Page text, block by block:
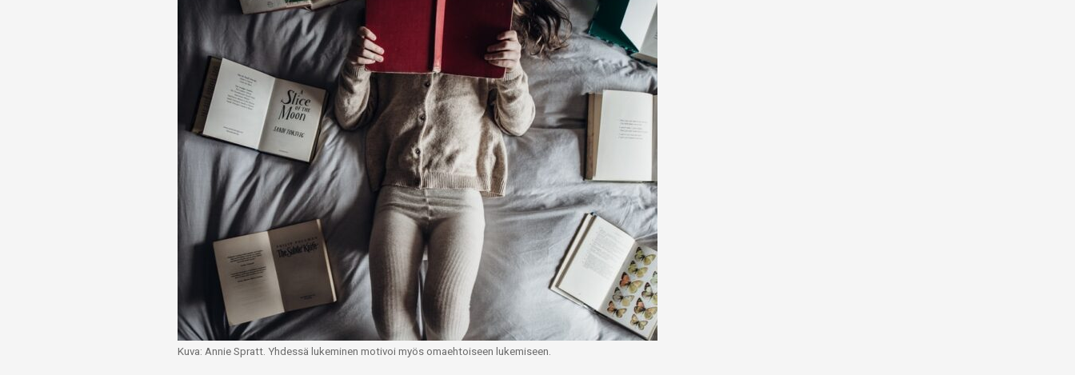
Kuva: Annie Spratt. Yhdessä lukeminen motivoi myös omaehtoiseen lukemiseen.